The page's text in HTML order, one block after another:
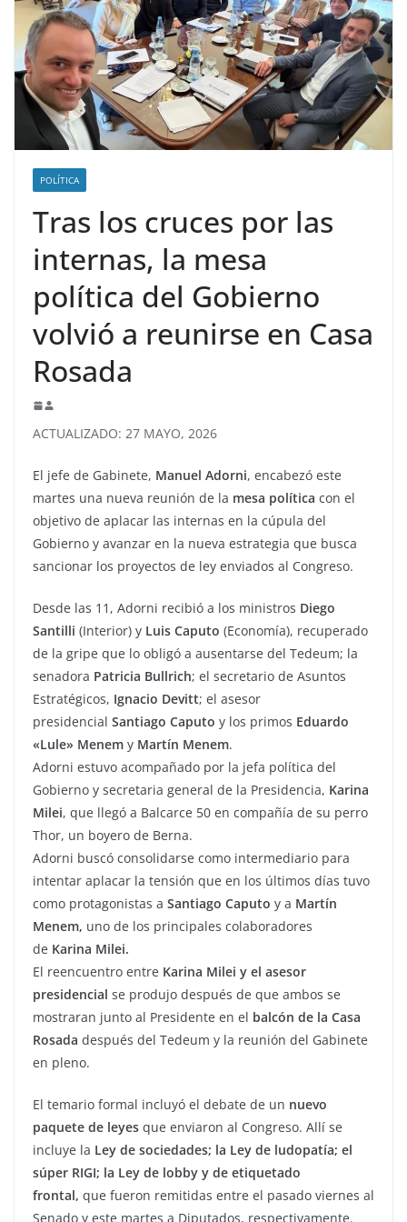
POLÍTICA
Tras los cruces por las
internas, la mesa
política del Gobierno
volvió a reunirse en Casa
Rosada
ACTUALIZADO: 27 MAYO, 2026
El jefe de Gabinete, Manuel Adorni, encabezó este
martes una nueva reunión de la mesa política con el
objetivo de aplacar las internas en la cúpula del
Gobierno y avanzar en la nueva estrategia que busca
sancionar los proyectos de ley enviados al Congreso.
Desde las 11, Adorni recibió a los ministros Diego
Santilli (Interior) y Luis Caputo (Economía), recuperado
de la gripe que lo obligó a ausentarse del Tedeum; la
senadora Patricia Bullrich; el secretario de Asuntos
Estratégicos, Ignacio Devitt; el asesor
presidencial Santiago Caputo y los primos Eduardo
«Lule» Menem y Martín Menem.
Adorni estuvo acompañado por la jefa política del
Gobierno y secretaria general de la Presidencia, Karina
Milei, que llegó a Balcarce 50 en compañía de su perro
Thor, un boyero de Berna.
Adorni buscó consolidarse como intermediario para
intentar aplacar la tensión que en los últimos días tuvo
como protagonistas a Santiago Caputo y a Martín
Menem, uno de los principales colaboradores
de Karina Milei.
El reencuentro entre Karina Milei y el asesor
presidencial se produjo después de que ambos se
mostraran junto al Presidente en el balcón de la Casa
Rosada después del Tedeum y la reunión del Gabinete
en pleno.
El temario formal incluyó el debate de un nuevo
paquete de leyes que enviaron al Congreso. Allí se
incluye la Ley de sociedades; la Ley de ludopatía; el
súper RIGI; la Ley de lobby y de etiquetado
frontal, que fueron remitidas entre el pasado viernes al
Senado y este martes a Diputados, respectivamente.